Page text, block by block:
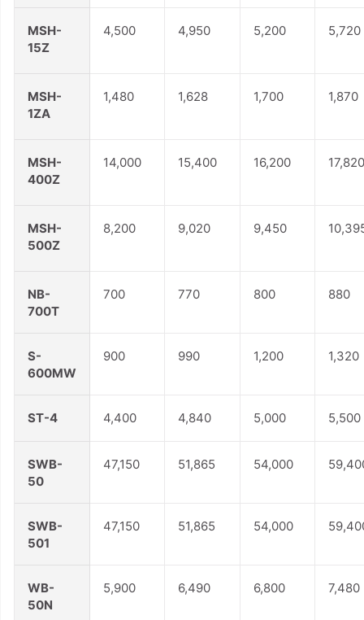
MSH-
15Z
4,500 4,950 5,200 5,720
MSH-
1ZA
1,480 1,628 1,700 1,870
MSH-
400Z
14,000 15,400 16,200 17,820
MSH-
500Z
8,200 9,020 9,450
NB-
700T
700 770 800 880
S-
600MW
900 990 1,200 1,320
ST-4 4,400 4,840 5,000 5,500
SWB-
50
47,150 51,865 54,000
SWB-
501
47,150 51,865 54,000
WB-
50N
5,900 6,490 6,800 7,480